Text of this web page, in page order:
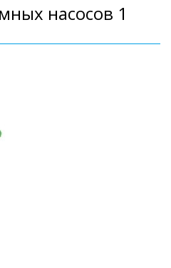
насосов 1